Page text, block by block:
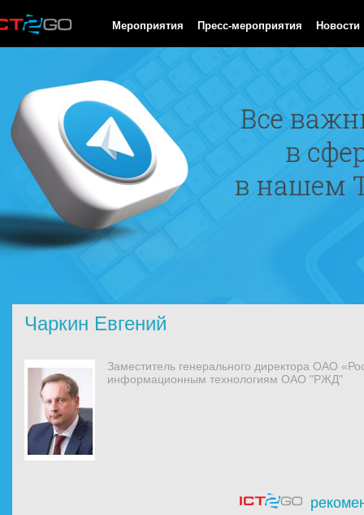
Мероприятия Пресс-мероприятия Новости
Чаркин Евгений
Заместитель генерального директора ОАО
информационным технологиям ОАО "РЖД"